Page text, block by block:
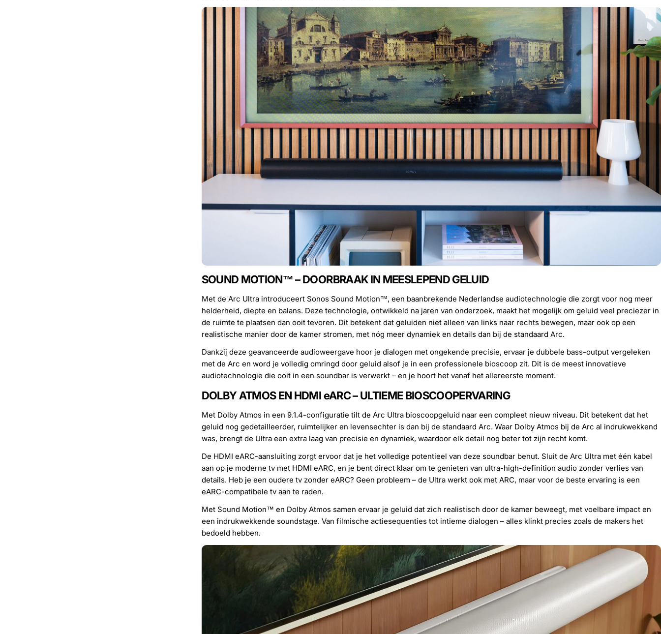
SOUND MOTION™ – DOORBRAAK IN MEESLEPEND GELUID
Met de Arc Ultra introduceert Sonos Sound Motion™, een baanbrekende Nederlandse audiotechnologie die zorgt voor nog meer
helderheid, diepte en balans. Deze technologie, ontwikkeld na jaren van onderzoek, maakt het mogelijk om geluid veel preciezer in
de ruimte te plaatsen dan ooit tevoren. Dit betekent dat geluiden niet alleen van links naar rechts bewegen, maar ook op een
realistische manier door de kamer stromen, met nóg meer dynamiek en details dan bij de standaard Arc.
Dankzij deze geavanceerde audioweergave hoor je dialogen met ongekende precisie, ervaar je dubbele bass-output vergeleken
met de Arc en word je volledig omringd door geluid alsof je in een professionele bioscoop zit. Dit is de meest innovatieve
audiotechnologie die ooit in een soundbar is verwerkt – en je hoort het vanaf het allereerste moment.
DOLBY ATMOS EN HDMI eARC – ULTIEME BIOSCOOPERVARING
Met Dolby Atmos in een 9.1.4-configuratie tilt de Arc Ultra bioscoopgeluid naar een compleet nieuw niveau. Dit betekent dat het
geluid nog gedetailleerder, ruimtelijker en levensechter is dan bij de standaard Arc. Waar Dolby Atmos bij de Arc al indrukwekkend
was, brengt de Ultra een extra laag van precisie en dynamiek, waardoor elk detail nog beter tot zijn recht komt.
De HDMI eARC-aansluiting zorgt ervoor dat je het volledige potentieel van deze soundbar benut. Sluit de Arc Ultra met één kabel
aan op je moderne tv met HDMI eARC, en je bent direct klaar om te genieten van ultra-high-definition audio zonder verlies van
details. Heb je een oudere tv zonder eARC? Geen probleem – de Ultra werkt ook met ARC, maar voor de beste ervaring is een
eARC-compatibele tv aan te raden.
Met Sound Motion™ en Dolby Atmos samen ervaar je geluid dat zich realistisch door de kamer beweegt, met voelbare impact en
een indrukwekkende soundstage. Van filmische actiesequenties tot intieme dialogen – alles klinkt precies zoals de makers het
bedoeld hebben.